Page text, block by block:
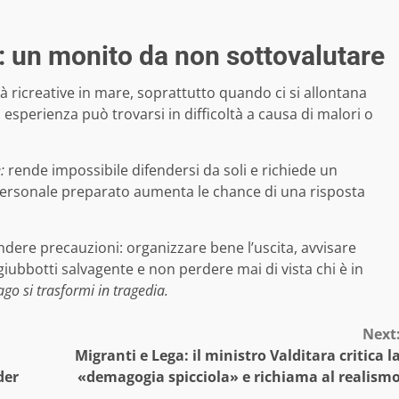
monito da non sottovalutare
ricreative in mare, soprattutto quando ci si allontana
può trovarsi in difficoltà a causa di malori o
rende impossibile difendersi da soli e richiede un
preparato aumenta le chance di una risposta
precauzioni: organizzare bene l’uscita, avvisare
salvagente e non perdere mai di vista chi è in
si trasformi in tragedia.
Next:
Migranti e Lega: il ministro Valditara critica la
«demagogia spicciola» e richiama al